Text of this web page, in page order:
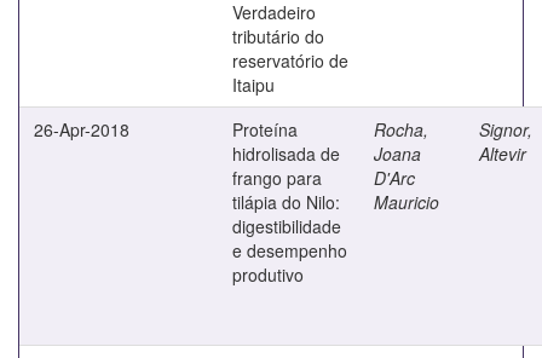
Verdadeiro
tributário do
reservatório de
Itaipu
26-Apr-2018
Proteína
hidrolisada de
frango para
tilápia do Nilo:
digestibilidade
e desempenho
produtivo
Rocha,
Joana
D'Arc
Mauricio
Signor,
Altevir